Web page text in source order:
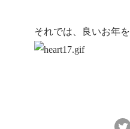
それでは、良いお年